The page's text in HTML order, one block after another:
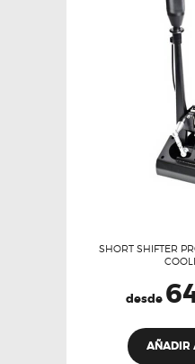
SHORT SHIFTER
desde
AÑADIR